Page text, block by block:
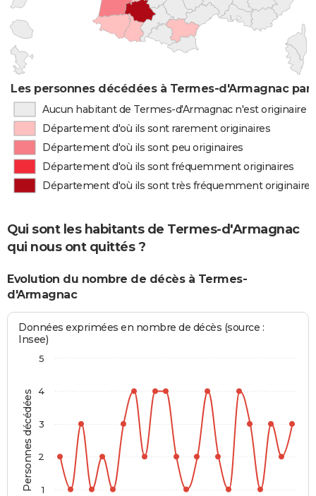
Les personnes décédées à Termes-d'Armagnac par
Aucun habitant de Termes-d'Armagnac n'est originaire
Département d'où ils sont rarement originaires
Département d'où ils sont peu originaires
Département d'où ils sont fréquemment originaires
Département d'où ils sont très fréquemment originaires
Qui sont les habitants de Termes-d'Armagnac
qui nous ont quittés ?
Evolution du nombre de décès à Termes-
d'Armagnac
Personnes décédées
Données exprimées en nombre de décès (source :
Insee)
1
2
3
4
5